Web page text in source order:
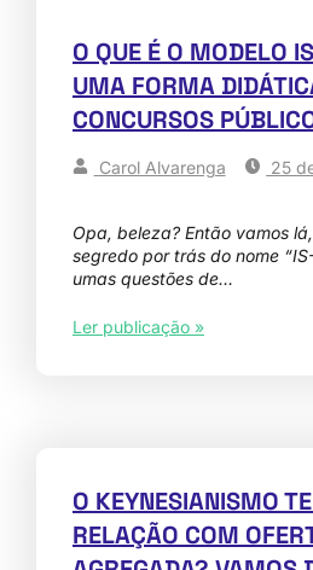
O QUE É O MODELO
UMA FORMA
CONCURSOS
Carol Alvarenga 25
Opa, beleza? Então vamos
segredo por trás do nome
umas questões de…
Ler publicação »
O KEYNESIANISMO
RELAÇÃO COM